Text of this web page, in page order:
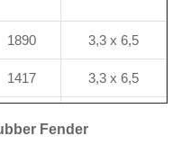
1890 3,3 x 6,5
1417 3,3 x 6,5
Fender